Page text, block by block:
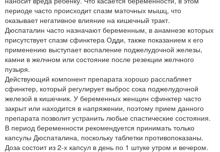
периоде часто происходит спазм маточных мышц, что
оказывает негативное влияние на кишечный тракт.
Дюспаталин часто назначают беременным, в анамнезе которых
присутствует спазм сфинктера Одди, также показанием к его
применению выступает воспаление поджелудочной железы,
камни в желчном или состояние после резекции желчного
пузыря.
Действующий компонент препарата хорошо расслабляет
сфинктер, который регулирует выброс сока поджелудочной
железой в кишечник. У беременных женщин сфинктер часто
закрыт или находится в напряжении, поэтому прием данного
препарата позволит устранить любые спастические состояния.
В период беременности рекомендуется принимать только
капсулы Дюспаталина, поскольку таблетки противопоказаны.
Доза состоит из 2-х капсул в день по 1 штуке утром и вечером.